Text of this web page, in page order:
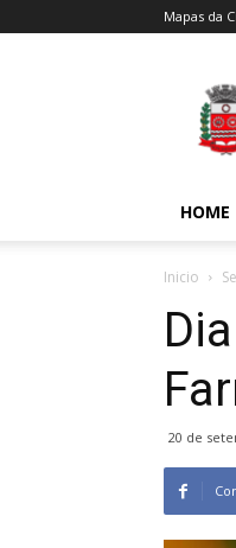
Mapas da
HOME
Inicio
20 de